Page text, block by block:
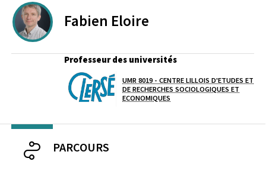
Fabien Eloire
Professeur des universités
Laboratoire / équipe
UMR 8019 - CENTRE LILLOIS D'ETUDES ET
DE RECHERCHES SOCIOLOGIQUES ET
ECONOMIQUES
PARCOURS